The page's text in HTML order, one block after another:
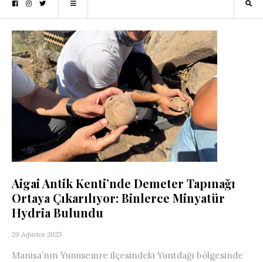
Aigai Antik Kenti’nde Demeter Tapınağı
Ortaya Çıkarılıyor: Binlerce Minyatür
Hydria Bulundu
26 Ağustos 2025
Manisa’nın Yunusemre ilçesindeki Yuntdağı bölgesinde